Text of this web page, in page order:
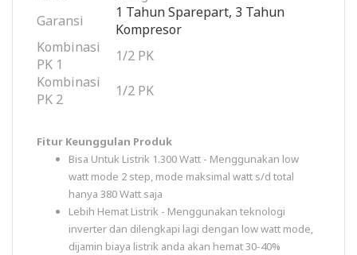
Garansi
1 Tahun Sparepart, 3 Tahun
Kompresor
Kombinasi
PK 1
1/2 PK
Kombinasi
PK 2
1/2 PK
Fitur Keunggulan Produk
Bisa Untuk Listrik 1.300 Watt - Menggunakan low
watt mode 2 step, mode maksimal watt s/d total
hanya 380 Watt saja
Lebih Hemat Listrik - Menggunakan teknologi
inverter dan dilengkapi lagi dengan low watt mode,
dijamin biaya listrik anda akan hemat 30-40%